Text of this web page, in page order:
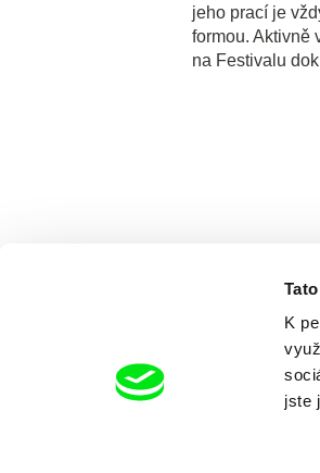
K
jste
jeho prací je
formou. Aktivně
na Festivalu